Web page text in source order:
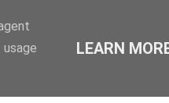
LEARN